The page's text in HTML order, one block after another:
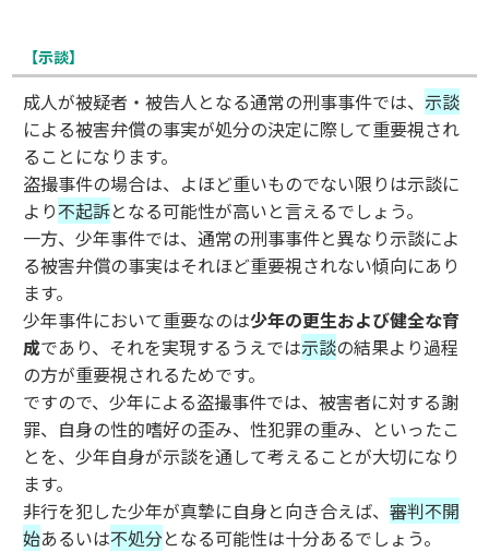
【示談】
成人が被疑者・被告人となる通常の刑事事件では、 示談
による被害弁償の事実が処分の決定に際して重要視され
ることになります。
盗撮事件の場合は、よほど重いものでない限りは示談に
より不起訴となる可能性が高いと言えるでしょう。
一方、少年事件では、通常の刑事事件と異なり示談によ
る被害弁償の事実はそれほど重要視されない傾向にあり
ます。
少年事件において重要なのは少年の更生および健全な育
成であり、それを実現するうえでは示談の結果より過程
の方が重要視されるためです。
ですので、少年による盗撮事件では、被害者に対する謝
罪、自身の性的嗜好の歪み、性犯罪の重み、といったこ
とを、少年自身が示談を通して考えることが大切になり
ます。
非行を犯した少年が真摯に自身と向き合えば、審判不開
始あるいは不処分となる可能性は十分あるでしょう。